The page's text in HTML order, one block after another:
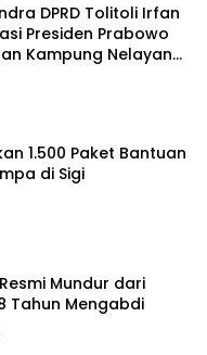
DPRD Tolitoli Irfan
Presiden Prabowo
Kampung Nelayan
1.500 Paket Bantuan
di Sigi
Mundur dari
Tahun Mengabdi